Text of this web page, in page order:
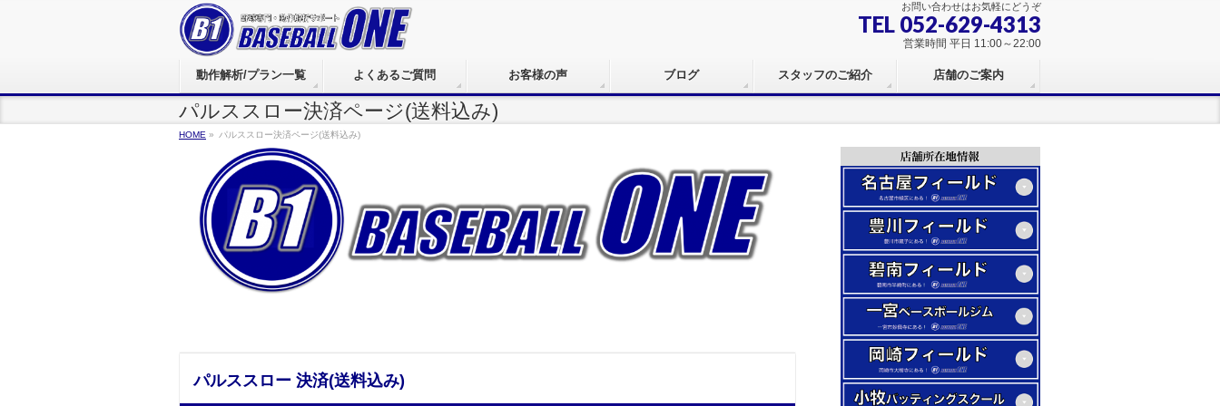
お問い合わせはお気軽にどうぞ
TEL 052-629-4313
営業時間 平日 11:00～22:00
動作解析/プラン一覧 よくあるご質問 お客様の声 ブログ スタッフのご紹介 店舗のご案内
パルススロー決済ページ(送料込み)
HOME » パルススロー決済ページ(送料込み)
パルススロー 決済(送料込み)